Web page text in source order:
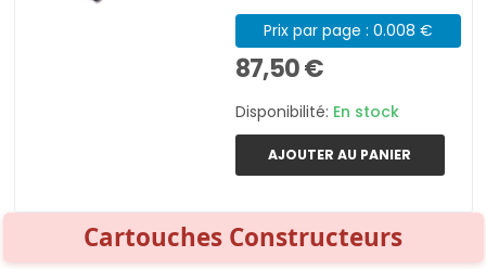
Prix par page : 0.008 €
87,50 €
Disponibilité: En stock
AJOUTER AU PANIER
Cartouches Constructeurs